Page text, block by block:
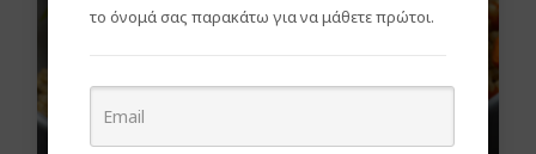
το όνομά σας παρακάτω για να μάθετε πρώτοι.